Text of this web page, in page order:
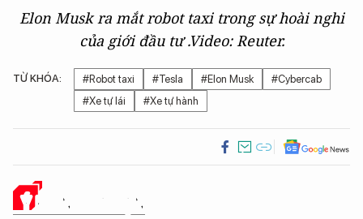
Elon Musk ra mắt robot taxi trong sự hoài nghi
của giới đầu tư .Video: Reuter.
TỪ KHÓA: #Robot taxi #Tesla #Elon Musk
#Cybercab
#Xe tự lái
#Xe tự hành
Ý KIẾN CỦA BẠN